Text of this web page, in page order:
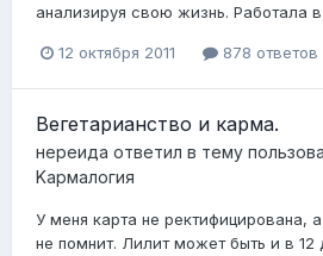
анализируя свою жизнь. Работала
12 октября 2011 878 ответов
Вегетарианство и карма.
нереида ответил в тему
Kармалогия
У меня карта не ректифицирована,
не помнит. Лилит может быть и в 12